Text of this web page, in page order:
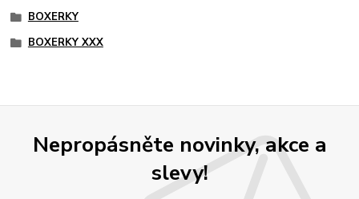
BOXERKY
BOXERKY XXX
Nepropásněte novinky, akce a
slevy!